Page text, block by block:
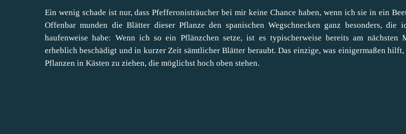
Ein wenig schade ist nur, dass Pfefferonisträucher bei mir keine Chance haben, wenn ich sie in ein
Offenbar munden die Blätter dieser Pflanze den spanischen Wegschnecken ganz besonders, die
haufenweise habe: Wenn ich so ein Pflänzchen setze, ist es typischerweise bereits am nächsten
erheblich beschädigt und in kurzer Zeit sämtlicher Blätter beraubt. Das einzige, was einigermaßen hilft,
Pflanzen in Kästen zu ziehen, die möglichst hoch oben stehen.